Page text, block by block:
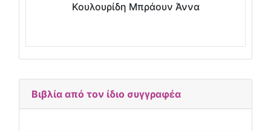
Κουλουρίδη Μπράουν Άννα
Βιβλία από τον ίδιο συγγραφέα